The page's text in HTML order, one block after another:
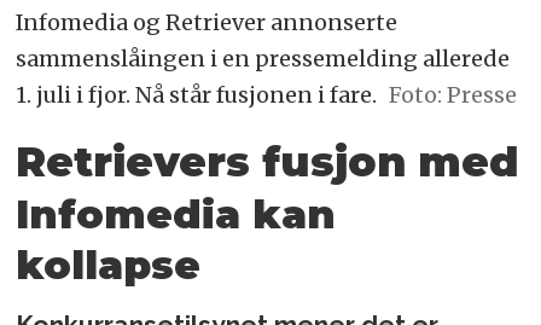
Infomedia og Retriever annonserte
sammenslåingen i en pressemelding allerede
1. juli i fjor. Nå står fusjonen i fare. Foto: Presse
Retrievers fusjon med
Infomedia kan
kollapse